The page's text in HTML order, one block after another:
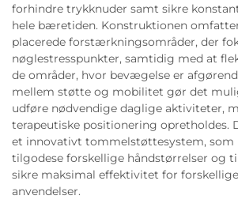
forhindre trykknuder samt sikre
hele bæretiden. Konstruktionen
placerede forstærkningsområder, der
nøglestresspunkter, samtidig med at
de områder, hvor bevægelse er
mellem støtte og mobilitet gør det
udføre nødvendige daglige aktiviteter,
terapeutiske positionering opretholdes.
et innovativt tommelstøttesystem, som
tilgodese forskellige håndstørrelser og
sikre maksimal effektivitet for
anvendelser.